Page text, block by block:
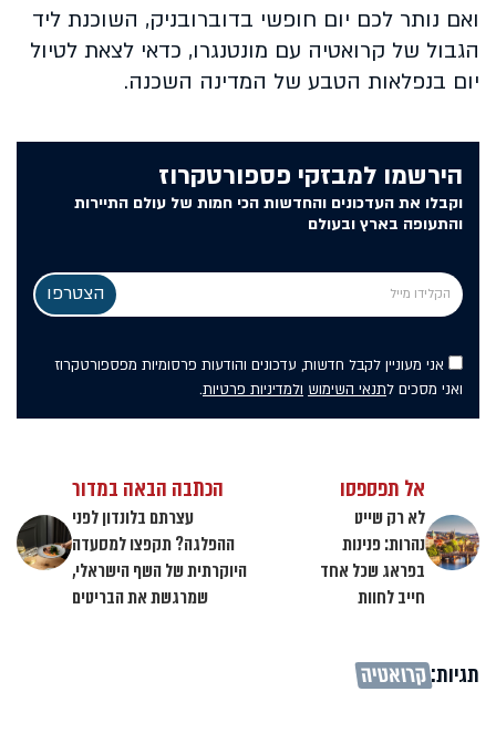
ואם נותר לכם יום חופשי בדוברובניק, השוכנת ליד
הגבול של קרואטיה עם מונטנגרו, כדאי לצאת לטיול
יום בנפלאות הטבע של המדינה השכנה.
הירשמו למבזקי פספורטקרוז
וקבלו את העדכונים והחדשות הכי חמות של עולם התיירות
והתעופה בארץ ובעולם
אני מעוניין לקבל חדשות, עדכונים והודעות פרסומיות מפספורטקרוז
ואני מסכים לתנאי השימוש ולמדיניות פרטיות.
אל תפספסו
לא רק שייט
נהרות: פנינות
בפראג שכל אחד
חייב לחוות
הכתבה הבאה במדור
עצרתם בלונדון לפני
ההפלגה? תקפצו למסעדה
היוקרתית של השף הישראלי,
שמרגשת את הבריטים
תגיות:קרואטיה